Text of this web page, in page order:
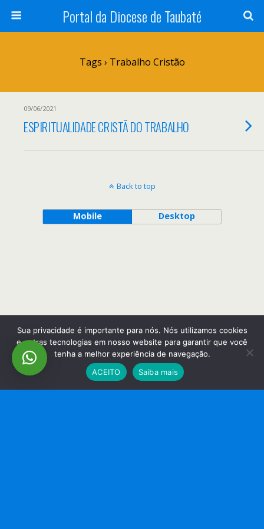
Portal da Diocese de Taubaté
Tags › Trabalho Cristão
09/06/2021
ESPIRITUALIDADE CRISTÃ DO TRABALHO
Back to top
Mobile Desktop
Sua privacidade é importante para nós. Nós utilizamos cookies
e outras tecnologias em nosso website para garantir que você
tenha a melhor experiência de navegação.
ACEITO
Saiba mais